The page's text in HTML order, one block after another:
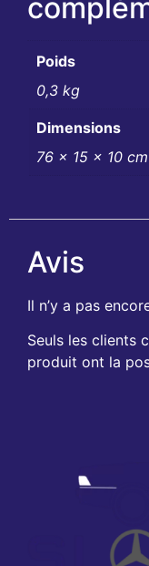
Poids
0,3 kg
Dimensions
76 × 15 × 10 cm
Avis
Il n’y a pas
Seuls les clients
produit ont la